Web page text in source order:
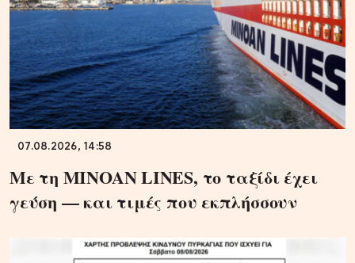
07.08.2026, 14:58
Με τη MINOAN LINES, το ταξίδι έχει
γεύση — και τιμές που εκπλήσσουν